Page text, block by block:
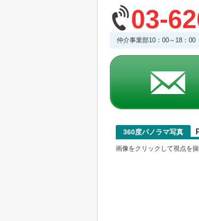
03-
仲介事業部10：00～18：
360度パノラマ写真
画像をクリックして視点を